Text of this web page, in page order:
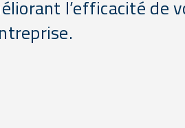
l’efficacité de